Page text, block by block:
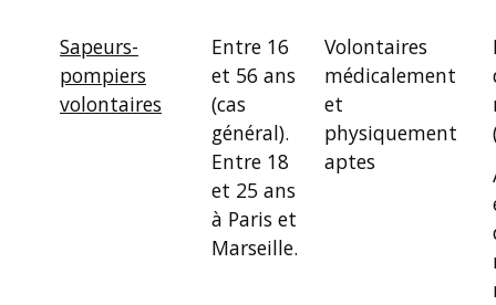
Sapeurs-
pompiers
volontaires
Entre 16
et 56 ans
(cas
général).
Entre 18
et 25 ans
à Paris et
Marseille.
Volontaires
médicalement
et
physiquement
aptes